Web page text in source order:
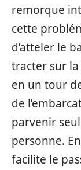
remorque
cette
d’atteler le
tracter sur
en un tour
de
parvenir seul
personne.
facilite le